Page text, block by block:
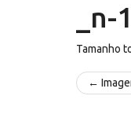
_n-1
Tamanho
←